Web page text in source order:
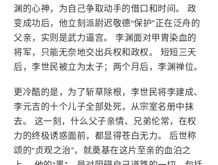
渊 的心神，为自己争取动手的借口和时间。 政
变成功后，他立刻派尉迟敬德“保护”正在泛舟的
父亲，实则是武力逼宫。 李渊面对甲胄染血的
将军，只能无奈地交出兵权和政权。 短短三天
后，李世民被立为太子；两个月后，李渊禅位。
更冷酷的是，为了斩草除根，李世民将李建成、
李元吉的十个儿子全部处死，从宗室名册中抹
去。 这一刻，什么父子亲情、兄弟伦常，在权
力的终极诱惑面前，都显得苍白无力。 后世称
颂的“贞观之治”，就奠基在这片至亲的血泊之